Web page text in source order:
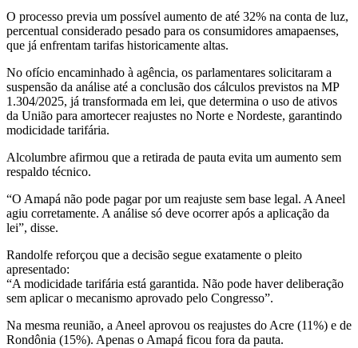
O processo previa um possível aumento de até 32% na conta de luz,
percentual considerado pesado para os consumidores amapaenses,
que já enfrentam tarifas historicamente altas.
No ofício encaminhado à agência, os parlamentares solicitaram a
suspensão da análise até a conclusão dos cálculos previstos na MP
1.304/2025, já transformada em lei, que determina o uso de ativos
da União para amortecer reajustes no Norte e Nordeste, garantindo
modicidade tarifária.
Alcolumbre afirmou que a retirada de pauta evita um aumento sem
respaldo técnico.
“O Amapá não pode pagar por um reajuste sem base legal. A Aneel
agiu corretamente. A análise só deve ocorrer após a aplicação da
lei”, disse.
Randolfe reforçou que a decisão segue exatamente o pleito
apresentado:
“A modicidade tarifária está garantida. Não pode haver deliberação
sem aplicar o mecanismo aprovado pelo Congresso”.
Na mesma reunião, a Aneel aprovou os reajustes do Acre (11%) e de
Rondônia (15%). Apenas o Amapá ficou fora da pauta.